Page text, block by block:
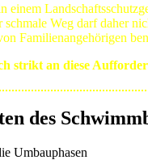
einem
schmale Weg darf daher
Familienangehörigen
strikt an diese
des
Umbauphasen